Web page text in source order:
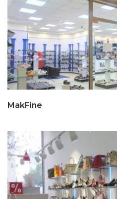
MakFine